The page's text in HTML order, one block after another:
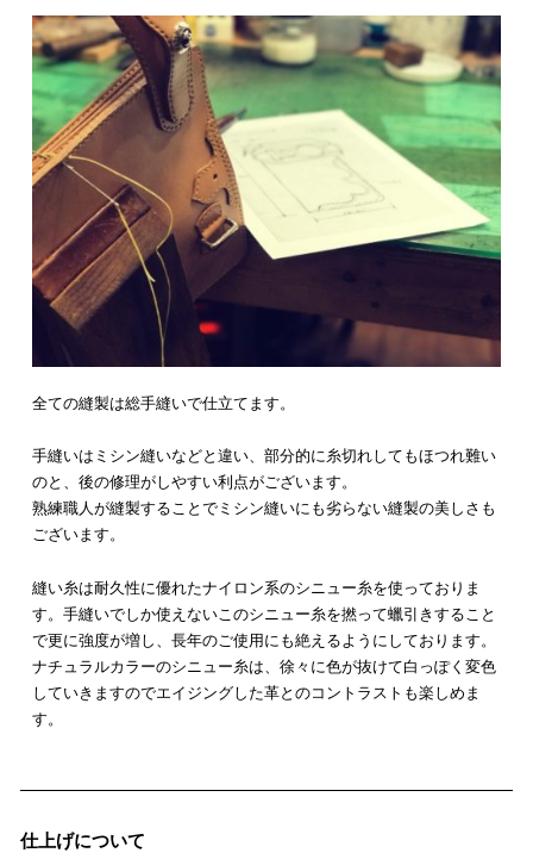
全ての縫製は総手縫いで仕立てます。
手縫いはミシン縫いなどと違い、部分的に糸切れしてもほつれ難い
のと、後の修理がしやすい利点がございます。
熟練職人が縫製することでミシン縫いにも劣らない縫製の美しさも
ございます。
縫い糸は耐久性に優れたナイロン系のシニュー糸を使っておりま
す。手縫いでしか使えないこのシニュー糸を撚って蠟引きすること
で更に強度が増し、長年のご使用にも絶えるようにしております。
ナチュラルカラーのシニュー糸は、徐々に色が抜けて白っぽく変色
していきますのでエイジングした革とのコントラストも楽しめま
す。
仕上げについて